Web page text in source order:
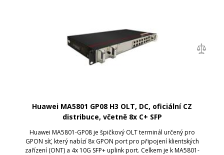
Huawei MA5801 GP08 H3 OLT, DC, oficiální CZ
distribuce, včetně 8x C+ SFP
Huawei MA5801-GP08 je špičkový OLT terminál určený pro
GPON síť, který nabízí 8x GPON port pro připojení klientských
zařízení (ONT) a 4x 10G SFP+ uplink port. Celkem je k MA5801-